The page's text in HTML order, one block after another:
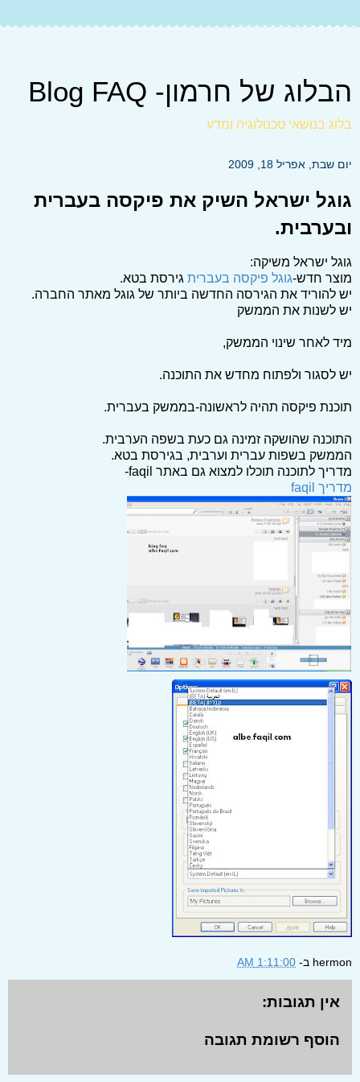
הבלוג של חרמון- Blog FAQ
בלוג בנושאי טכנולוגיה ומדע
יום שבת, אפריל 18, 2009
גוגל ישראל השיק את פיקסה בעברית
ובערבית.
גוגל ישראל משיקה:
מוצר חדש-גוגל פיקסה בעברית גירסת בטא.
יש להוריד את הגירסה החדשה ביותר של גוגל מאתר החברה.
יש לשנות את הממשק
מיד לאחר שינוי הממשק,
יש לסגור ולפתוח מחדש את התוכנה.
תוכנת פיקסה תהיה לראשונה-בממשק בעברית.
התוכנה שהושקה זמינה גם כעת בשפה הערבית.
הממשק בשפות עברית וערבית, בגירסת בטא.
מדריך לתוכנה תוכלו למצוא גם באתר faqil-
מדריך faqil
hermon ב- 1:11:00 AM
אין תגובות:
הוסף רשומת תגובה